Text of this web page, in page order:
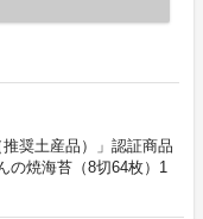
奨土産品）」認証商品
の焼海苔（8切64枚）1